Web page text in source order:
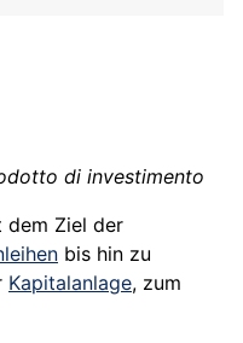
di investimento
dem Ziel der
bis hin zu
Kapitalanlage, zum